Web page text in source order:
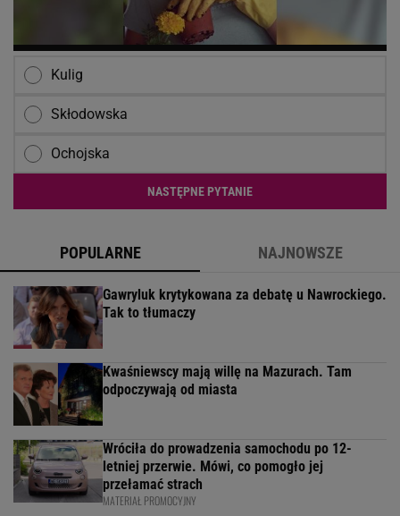
Kulig
Skłodowska
Ochojska
NASTĘPNE PYTANIE
POPULARNE NAJNOWSZE
Gawryluk krytykowana za debatę u Nawrockiego.
Tak to tłumaczy
Kwaśniewscy mają willę na Mazurach. Tam
odpoczywają od miasta
Wróciła do prowadzenia samochodu po 12-
letniej przerwie. Mówi, co pomogło jej
przełamać strach
MATERIAŁ PROMOCYJNY